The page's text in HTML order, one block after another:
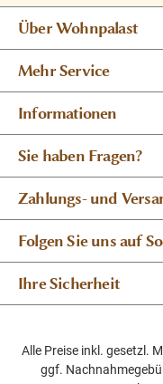
Über Wohnpalast
Mehr Service
Informationen
Sie haben Fragen?
Zahlungs- und
Folgen Sie uns auf
Ihre Sicherheit
Alle Preise inkl. gesetzl.
ggf.